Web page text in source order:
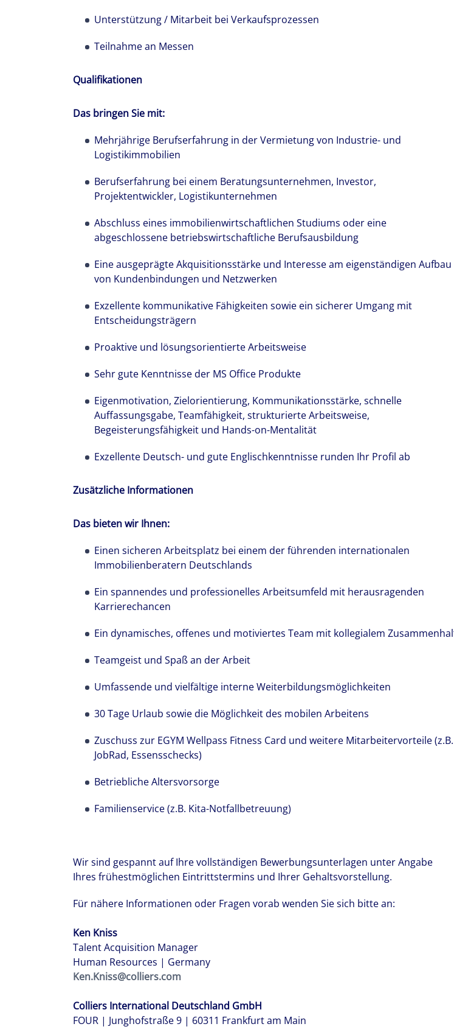
Unterstützung / Mitarbeit bei Verkaufsprozessen
Teilnahme an Messen
Qualifikationen
Das bringen Sie mit:
Mehrjährige Berufserfahrung in der Vermietung von Industrie- und
Logistikimmobilien
Berufserfahrung bei einem Beratungsunternehmen, Investor,
Projektentwickler, Logistikunternehmen
Abschluss eines immobilienwirtschaftlichen Studiums oder eine
abgeschlossene betriebswirtschaftliche Berufsausbildung
Eine ausgeprägte Akquisitionsstärke und Interesse am eigenständigen Aufbau
von Kundenbindungen und Netzwerken
Exzellente kommunikative Fähigkeiten sowie ein sicherer Umgang mit
Entscheidungsträgern
Proaktive und lösungsorientierte Arbeitsweise
Sehr gute Kenntnisse der MS Office Produkte
Eigenmotivation, Zielorientierung, Kommunikationsstärke, schnelle
Auffassungsgabe, Teamfähigkeit, strukturierte Arbeitsweise,
Begeisterungsfähigkeit und Hands-on-Mentalität
Exzellente Deutsch- und gute Englischkenntnisse runden Ihr Profil ab
Zusätzliche Informationen
Das bieten wir Ihnen:
Einen sicheren Arbeitsplatz bei einem der führenden internationalen
Immobilienberatern Deutschlands
Ein spannendes und professionelles Arbeitsumfeld mit herausragenden
Karrierechancen
Ein dynamisches, offenes und motiviertes Team mit kollegialem
Teamgeist und Spaß an der Arbeit
Umfassende und vielfältige interne Weiterbildungsmöglichkeiten
30 Tage Urlaub sowie die Möglichkeit des mobilen Arbeitens
Zuschuss zur EGYM Wellpass Fitness Card und weitere Mitarbeitervorteile (z.B.
JobRad, Essensschecks)
Betriebliche Altersvorsorge
Familienservice (z.B. Kita-Notfallbetreuung)
Wir sind gespannt auf Ihre vollständigen Bewerbungsunterlagen unter Angabe
Ihres frühestmöglichen Eintrittstermins und Ihrer Gehaltsvorstellung.
Für nähere Informationen oder Fragen vorab wenden Sie sich bitte an:
Ken Kniss
Talent Acquisition Manager
Human Resources | Germany
Ken.Kniss@colliers.com
Colliers International Deutschland GmbH
FOUR | Junghofstraße 9 | 60311 Frankfurt am Main
Wir stehen für lokale Kompetenz